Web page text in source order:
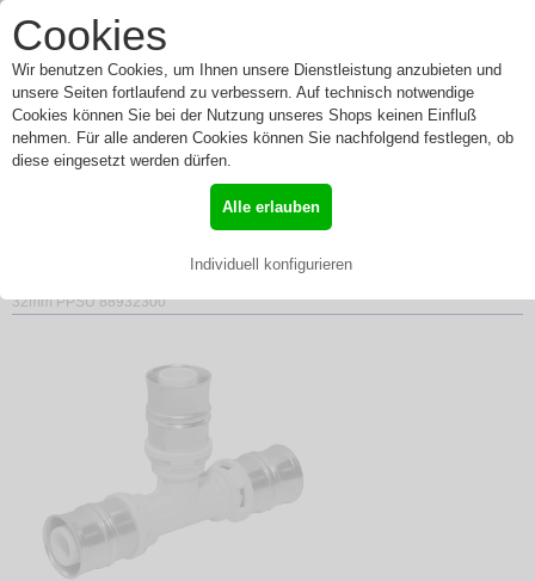
Cookies
Wir benutzen Cookies, um Ihnen unsere Dienstleistung anzubieten und
unsere Seiten fortlaufend zu verbessern. Auf technisch notwendige
Cookies können Sie bei der Nutzung unseres Shops keinen Einfluß
nehmen. Für alle anderen Cookies können Sie nachfolgend festlegen, ob
diese eingesetzt werden dürfen.
Alle erlauben
Individuell konfigurieren
Toggle
Menü
Alpex F50 Profi T-Stück 32
x 32 x 32mm PPSU
88932300
» Alpex F50 Profi T-Stück 32 x 32 x
32mm PPSU 88932300